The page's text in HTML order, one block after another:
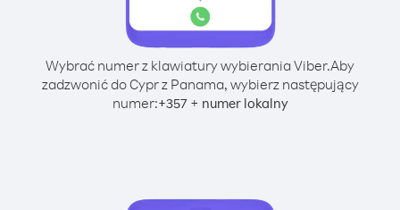
Wybrać numer z klawiatury wybierania Viber.Aby
zadzwonić do Cypr z Panama, wybierz następujący
numer:+357+ numer lokalny